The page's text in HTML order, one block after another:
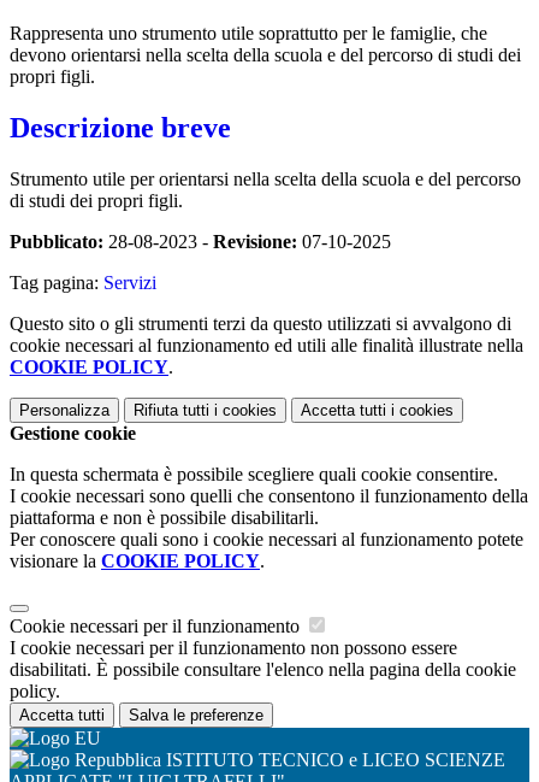
Rappresenta uno strumento utile soprattutto per le famiglie, che
devono orientarsi nella scelta della scuola e del percorso di studi dei
propri figli.
Descrizione breve
Strumento utile per orientarsi nella scelta della scuola e del percorso
di studi dei propri figli.
Pubblicato: 28-08-2023 - Revisione: 07-10-2025
Tag pagina: Servizi
Questo sito o gli strumenti terzi da questo utilizzati si avvalgono di
cookie necessari al funzionamento ed utili alle finalità illustrate nella
COOKIE POLICY.
Personalizza Rifiuta tutti i cookies Accetta tutti i cookies
Gestione cookie
In questa schermata è possibile scegliere quali cookie consentire.
I cookie necessari sono quelli che consentono il funzionamento della
piattaforma e non è possibile disabilitarli.
Per conoscere quali sono i cookie necessari al funzionamento potete
visionare la COOKIE POLICY.
Cookie necessari per il funzionamento
I cookie necessari per il funzionamento non possono essere
disabilitati. È possibile consultare l'elenco nella pagina della cookie
policy.
Accetta tutti Salva le preferenze
ISTITUTO TECNICO e LICEO SCIENZE